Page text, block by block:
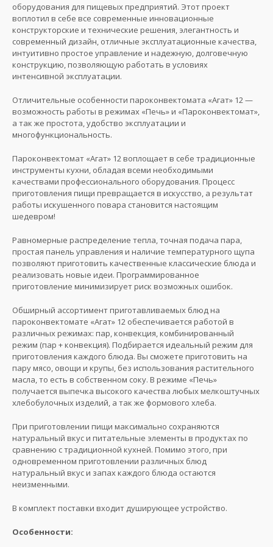
оборудования для пищевых предприятий. Этот проект
воплотил в себе все современные инновационные
конструкторские и технические решения, элегантность и
современный дизайн, отличные эксплуатационные качества,
интуитивно простое управление и надежную, долговечную
конструкцию, позволяющую работать в условиях
интенсивной эксплуатации.
Отличительные особенности пароконвектомата «Агат» 12 —
возможность работы в режимах «Печь» и «Пароконвектомат»,
а так же простота, удобство эксплуатации и
многофункциональность.
Пароконвектомат «Агат» 12 воплощает в себе традиционные
инструменты кухни, обладая всеми необходимыми
качествами профессионального оборудования. Процесс
приготовления пищи превращается в искусство, а результат
работы искушенного повара становится настоящим
шедевром!
Равномерные распределение тепла, точная подача пара,
простая панель управления и наличие температурного щупа
позволяют приготовить качественные классические блюда и
реализовать новые идеи. Программированное
приготовление минимизирует риск возможных ошибок.
Обширный ассортимент приготавливаемых блюд на
пароконвектомате «Агат» 12 обеспечивается работой в
различных режимах: пар, конвекция, комбинированный
режим (пар + конвекция). Подбирается идеальный режим для
приготовления каждого блюда. Вы сможете приготовить на
пару мясо, овощи и крупы, без использования растительного
масла, то есть в собственном соку. В режиме «Печь»
получается выпечка высокого качества любых мелкоштучных
хлебобулочных изделий, а так же формового хлеба.
При приготовлении пищи максимально сохраняются
натуральный вкус и питательные элементы в продуктах по
сравнению с традиционной кухней. Помимо этого, при
одновременном приготовлении различных блюд
натуральный вкус и запах каждого блюда остаются
неизменными.
В комплект поставки входит душирующее устройство.
Особенности: